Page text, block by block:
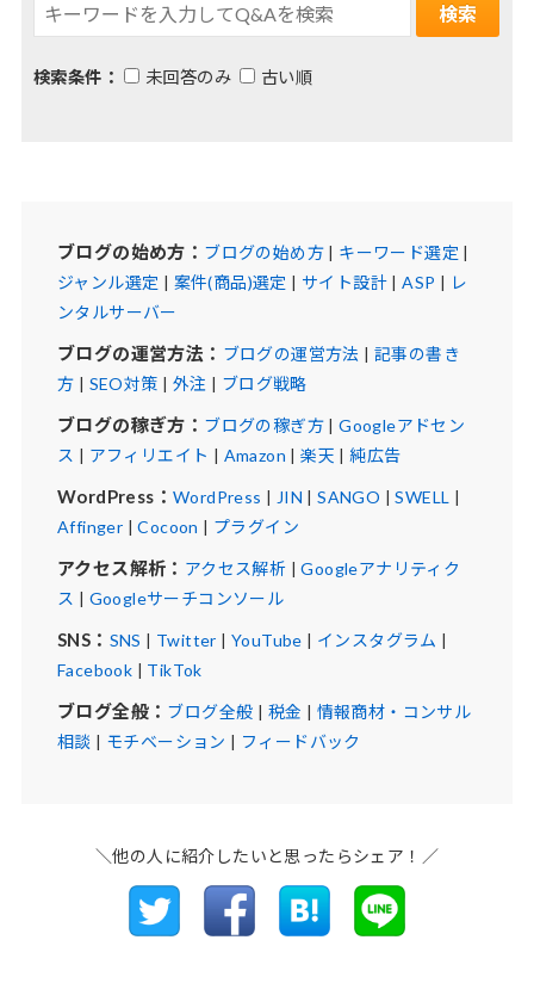
検索条件： 未回答のみ 古い順
ブログの始め方： ブログの始め方| キーワード選定 |
ジャンル選定 | 案件(商品)選定 | サイト設計|ASP | レ
ンタルサーバー
ブログの運営方法： ブログの運営方法 | 記事の書き
方 | SEO対策 | 外注 | ブログ戦略
ブログの稼ぎ方： ブログの稼ぎ方|Googleアドセン
ス | アフィリエイト | Amazon |楽天 |純広告
WordPress： WordPress | JIN |SANGO |SWELL |
Affinger |Cocoon | プラグイン
アクセス解析： アクセス解析 |Googleアナリティク
ス | Googleサーチコンソール
SNS： SNS | Twitter | YouTube | インスタグラム |
Facebook | TikTok
ブログ全般： ブログ全般 | 税金 | 情報商材・コンサル
相談 | モチベーション | フィードバック
＼他の人に紹介したいと思ったらシェア！／